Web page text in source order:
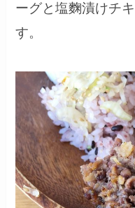
ーグと塩麴漬けチ
す。